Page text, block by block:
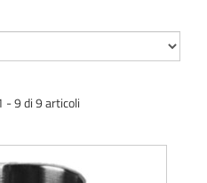
- 9 di 9 articoli